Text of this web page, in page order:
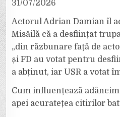
31/07/2026
Actorul Adrian Damian îl
Misăilă că a desființat
„din răzbunare față de
și FD au votat pentru
a abținut, iar USR a votat
Cum influențează
apei acuratețea citirilor